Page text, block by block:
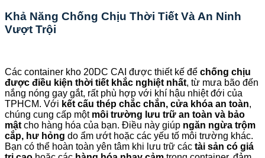
Khả Năng Chống Chịu Thời Tiết Và An Ninh
Vượt Trội
Các container kho 20DC CAI được thiết kế để chống chịu
được điều kiện thời tiết khắc nghiệt nhất, từ mưa bão đến
nắng nóng gay gắt, rất phù hợp với khí hậu nhiệt đới của
TPHCM. Với kết cấu thép chắc chắn, cửa khóa an toàn,
chúng cung cấp một môi trường lưu trữ an toàn và bảo
mậtcho hàng hóa của bạn. Điều này giúp ngăn ngừa trộm
cắp, hư hỏng do ẩm ướt hoặc các yếu tố môi trường khác.
Bạn có thể hoàn toàn yên tâm khi lưu trữ các tài sản có giá